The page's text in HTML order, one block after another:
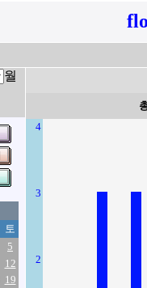
월
토
5
12
19
4
3
2